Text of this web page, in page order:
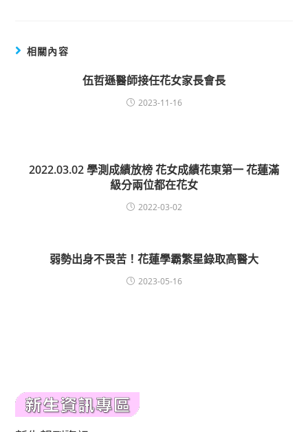
相關內容
伍哲遜醫師接任花女家長會長
2023-11-16
2022.03.02 學測成績放榜 花女成績花東第一 花蓮滿
級分兩位都在花女
2022-03-02
弱勢出身不畏苦！花蓮學霸繁星錄取高醫大
2023-05-16